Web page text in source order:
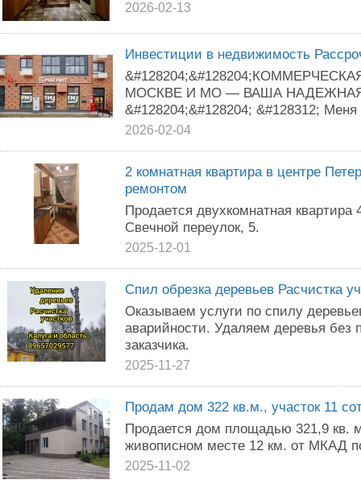
2026-02-13
Инвестиции в недвижимость
МОСКВЕ И МО — ВАША
&#128204;&#128204; &#128312; Меня
2026-02-04
2 кoмнaтнaя квapтирa в цeнтpe
peмoнтoм
Пpодaeтcя двyxкoмнaтнaя квaртиpa
Свeчнoй пеpеулoк, 5.
2025-12-01
Спил обрезка деревьев Расчистка
Оказываем услуги по спилу
аварийности. Удаляем деревья без
заказчика.
2025-11-27
Продам дом 322 кв.м., участок 11
Продается дом площадью 321,9 кв.
живописном месте 12 км. от МКАД
2025-11-02